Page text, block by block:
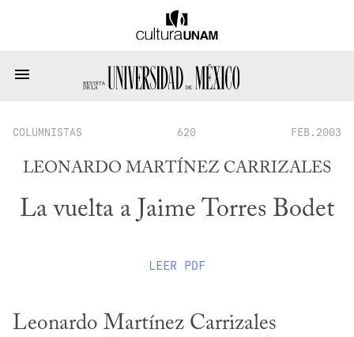
COLUMNISTAS 620 FEB.2003
LEONARDO MARTÍNEZ CARRIZALES
La vuelta a Jaime Torres Bodet
LEER PDF
Leonardo Martínez Carrizales